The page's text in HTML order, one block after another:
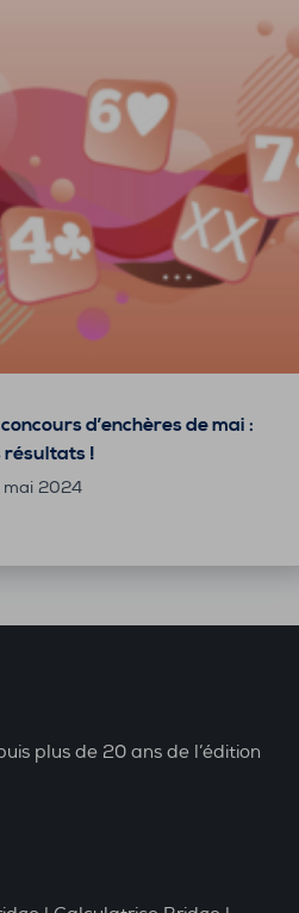
d’enchères de mai :
résultats !
mai 2024
plus de 20 ans de l’édition